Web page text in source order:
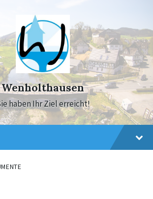
Wenholthausen
haben Ihr Ziel erreicht!